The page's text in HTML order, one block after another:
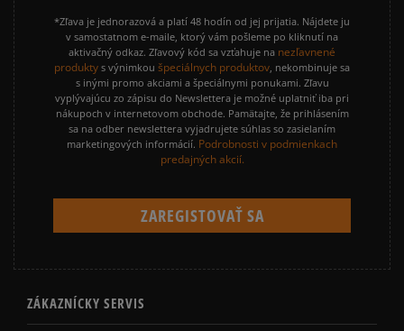
*Zľava je jednorazová a platí 48 hodín od jej prijatia. Nájdete ju
v samostatnom e-maile, ktorý vám pošleme po kliknutí na
aktivačný odkaz. Zľavový kód sa vzťahuje na nezľavnené
produkty s výnimkou špeciálnych produktov, nekombinuje sa
s inými promo akciami a špeciálnymi ponukami. Zľavu
vyplývajúcu zo zápisu do Newslettera je možné uplatniť iba pri
nákupoch v internetovom obchode. Pamätajte, že prihlásením
sa na odber newslettera vyjadrujete súhlas so zasielaním
marketingových informácií. Podrobnosti v podmienkach
predajných akcií.
ZÁKAZNÍCKY SERVIS